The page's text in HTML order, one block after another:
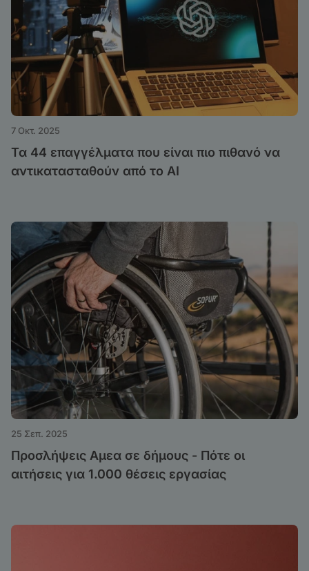
7 Οκτ. 2025
Τα 44 επαγγέλματα που είναι πιο πιθανό να
αντικατασταθούν από το AI
25 Σεπ. 2025
Προσλήψεις Αμεα σε δήμους - Πότε οι
αιτήσεις για 1.000 θέσεις εργασίας